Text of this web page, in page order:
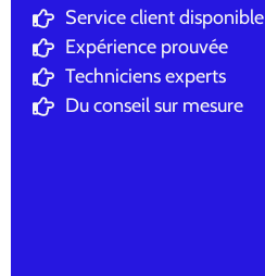
Service client disponible
Expérience prouvée
Techniciens experts
Du conseil sur mesure